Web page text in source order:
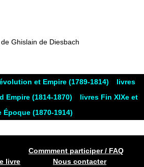
de Ghislain de Diesbach
et Empire (1789-1814)
livres
Empire (1814-1870)
livres Fin XIXe et
Époque (1870-1914)
Commment participer / FAQ
livre
Nous contacter